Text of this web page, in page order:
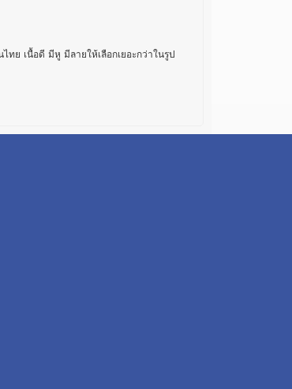
ทย เนื้อดี มีหู มีลายให้เลือกเยอะกว่าในรูป